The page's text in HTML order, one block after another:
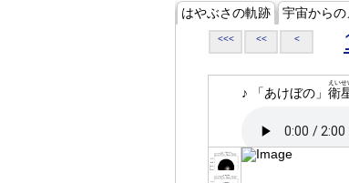
はやぶさの軌跡 宇宙から
<<< << <
♪ 「あけぼの」 衛
えいせ